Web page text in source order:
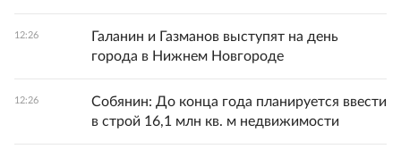
12:26
Галанин и Газманов выступят на день
города в Нижнем Новгороде
12:26
Собянин: До конца года планируется ввести
в строй 16,1 млн кв. м недвижимости